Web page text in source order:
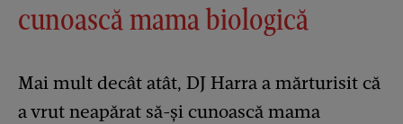
cunoască mama biologică
Mai mult decât atât, DJ Harra a mărturisit că
a vrut neapărat să-și cunoască mama